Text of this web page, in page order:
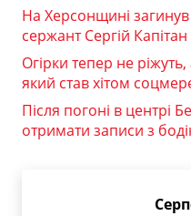
На Херсонщині
сержант Сергій
Огірки тепер не
який став хітом
Після погоні в центрі
отримати записи з